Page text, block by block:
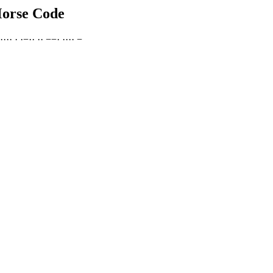
Code
···· · ·−·· ·· −−· ···· −